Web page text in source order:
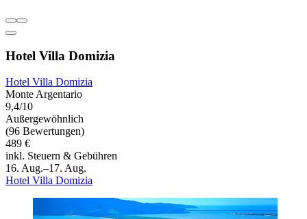
Hotel Villa Domizia
Hotel Villa Domizia
Monte Argentario
9,4/10
Außergewöhnlich
(96 Bewertungen)
489 €
inkl. Steuern & Gebühren
16. Aug.–17. Aug.
Hotel Villa Domizia